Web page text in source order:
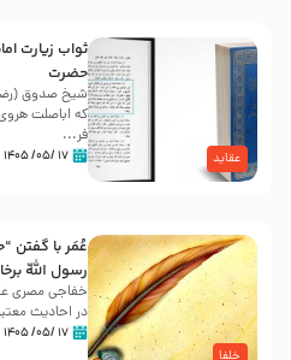
عقاید
ثواب زیارت
حضرت
شیخ صدوق
که اباصلت
فر...
۱۷ /۰۵/ ۱۴۰۵
عُمَر با گفتن
رسول اللّه
در احادیث
۱۷ /۰۵/ ۱۴۰۵